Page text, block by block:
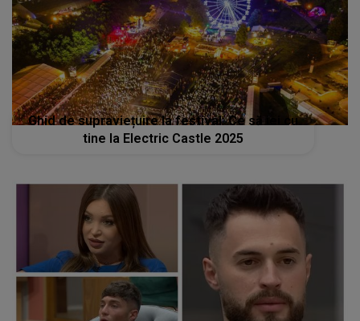
Ghid de supraviețuire la festival: Ce să iei cu
tine la Electric Castle 2025